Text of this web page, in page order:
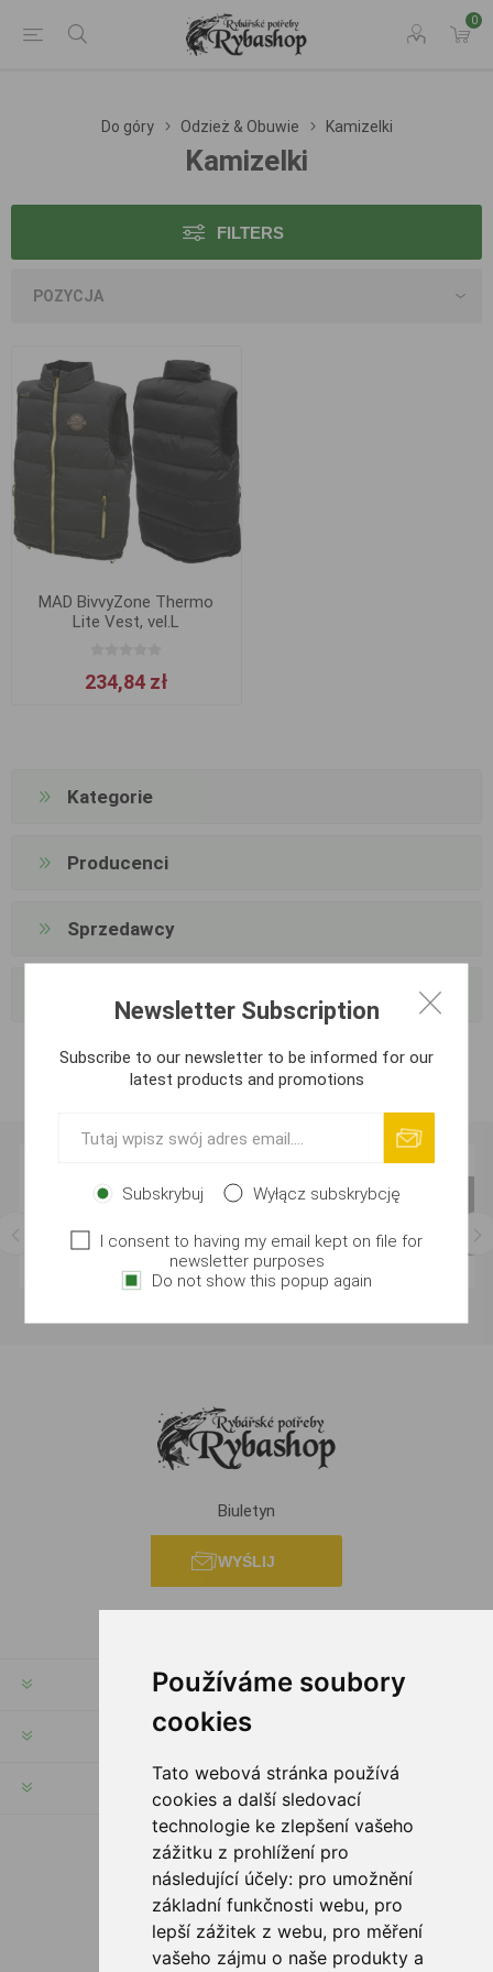
Používáme soubory
cookies
Tato webová stránka používá
cookies a další sledovací
technologie ke zlepšení vašeho
zážitku z prohlížení pro
následující účely: pro umožnění
základní funkčnosti webu, pro
lepší zážitek z webu, pro měření
vašeho zájmu o naše produkty a
0
Do góry Odzież & Obuwie Kamizelki
Kamizelki
FILTERS
MAD BivvyZone Thermo
Lite Vest, vel.L
234,84 zł
Kategorie
Producenci
Sprzedawcy
Popularne znaczniki
Biuletyn
WYŚLIJ
INFORMACJE
MOJE KONTO
SERWIS KLIENTA
PODĄŻAJ ZA NAMI
Newsletter Subscription
Subscribe to our newsletter to be informed for our
latest products and promotions
Subskrybuj Wyłącz subskrybcję
I consent to having my email kept on file for
newsletter purposes
Do not show this popup again